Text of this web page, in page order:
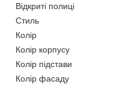
Відкриті полиці
Стиль
Колір
Колір корпусу
Колір підстави
Колір фасаду